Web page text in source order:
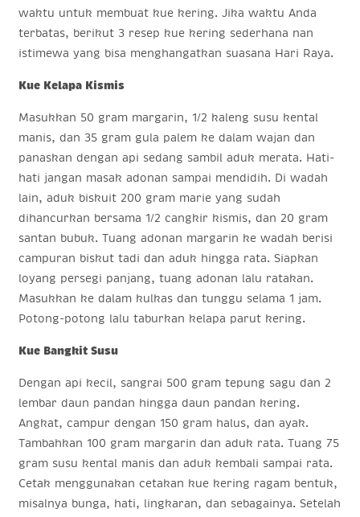
waktu untuk membuat kue kering. Jika waktu Anda
terbatas, berikut 3 resep kue kering sederhana nan
istimewa yang bisa menghangatkan suasana Hari Raya.
Kue Kelapa Kismis
Masukkan 50 gram margarin, 1/2 kaleng susu kental
manis, dan 35 gram gula palem ke dalam wajan dan
panaskan dengan api sedang sambil aduk merata. Hati-
hati jangan masak adonan sampai mendidih. Di wadah
lain, aduk biskuit 200 gram marie yang sudah
dihancurkan bersama 1/2 cangkir kismis, dan 20 gram
santan bubuk. Tuang adonan margarin ke wadah berisi
campuran biskut tadi dan aduk hingga rata. Siapkan
loyang persegi panjang, tuang adonan lalu ratakan.
Masukkan ke dalam kulkas dan tunggu selama 1 jam.
Potong-potong lalu taburkan kelapa parut kering.
Kue Bangkit Susu
Dengan api kecil, sangrai 500 gram tepung sagu dan 2
lembar daun pandan hingga daun pandan kering.
Angkat, campur dengan 150 gram halus, dan ayak.
Tambahkan 100 gram margarin dan aduk rata. Tuang 75
gram susu kental manis dan aduk kembali sampai rata.
Cetak menggunakan cetakan kue kering ragam bentuk,
misalnya bunga, hati, lingkaran, dan sebagainya. Setelah